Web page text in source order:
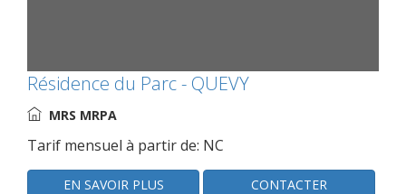
Résidence du Parc - QUEVY
MRS MRPA
Tarif mensuel à partir de: NC
EN SAVOIR PLUS CONTACTER